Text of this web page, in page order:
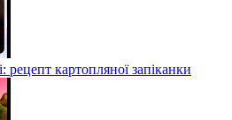
рецепт картопляної запіканки